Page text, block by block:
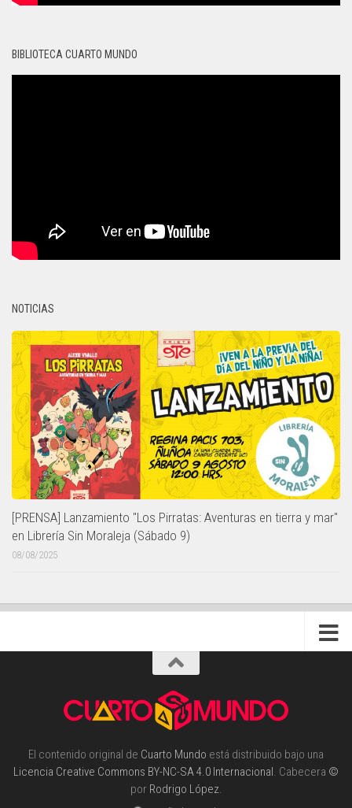
BIBLIOTECA CUARTO MUNDO
NOTICIAS
[PRENSA] Lanzamiento "Los Pirratas: Aventuras en tierra y mar"
en Librería Sin Moraleja (Sábado 9)
08/08/2025
El contenido original de Cuarto Mundo está distribuido bajo una
Licencia Creative Commons BY-NC-SA 4.0 Internacional. Cabecera ©
por Rodrigo López.